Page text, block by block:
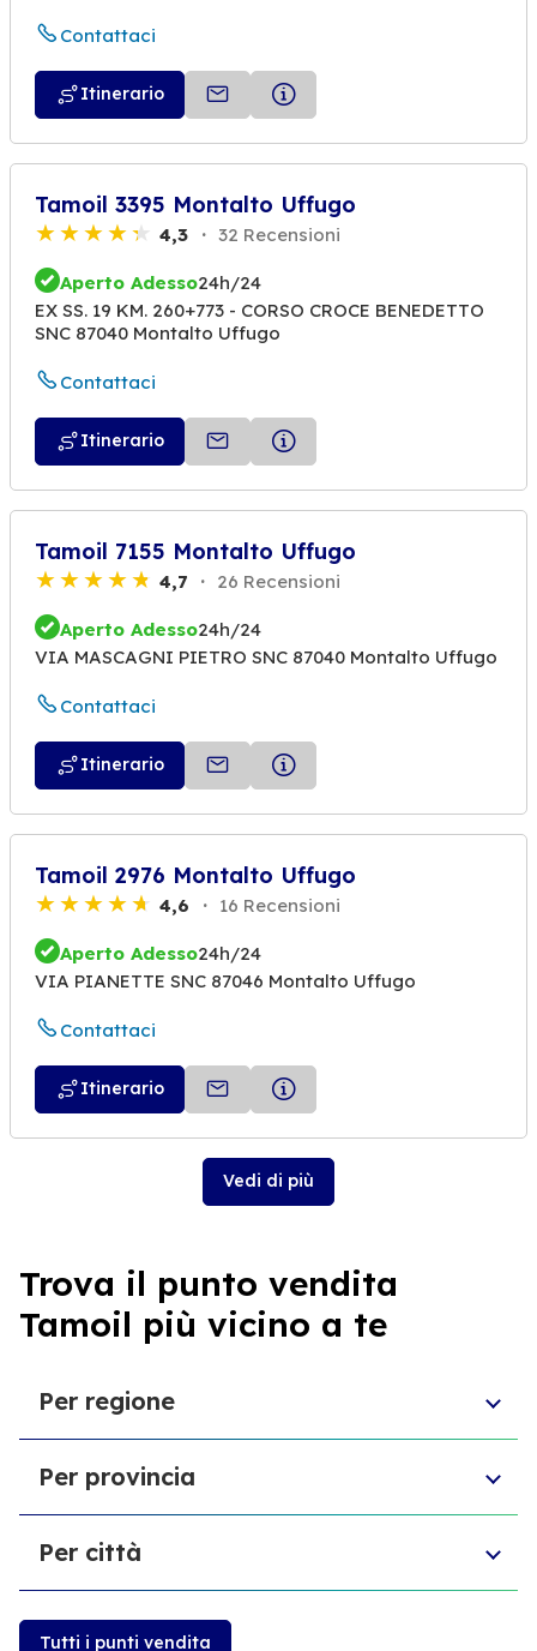
Contattaci
Itinerario
Tamoil 3395 Montalto Uffugo
4,3 32 Recensioni
Aperto Adesso24h/24
EX SS. 19 KM. 260+773 - CORSO CROCE BENEDETTO
SNC 87040 Montalto Uffugo
Contattaci
Itinerario
Tamoil 7155 Montalto Uffugo
4,7 26 Recensioni
Aperto Adesso24h/24
VIA MASCAGNI PIETRO SNC 87040 Montalto Uffugo
Contattaci
Itinerario
Tamoil 2976 Montalto Uffugo
4,6 16 Recensioni
Aperto Adesso24h/24
VIA PIANETTE SNC 87046 Montalto Uffugo
Contattaci
Itinerario
Vedi di più
Trova il punto vendita
Tamoil più vicino a te
Per regione
Veneto
Abruzzo
Liguria
Sardegna
Emilia-Romagna
Trentino-Alto Adige
Per provincia
Provincia di Reggio Emilia
Provincia di Modena
Provincia del Medio Campidano
Provincia della Gallura Nord-Est
Per città
Villacidro
Tutti i punti vendita